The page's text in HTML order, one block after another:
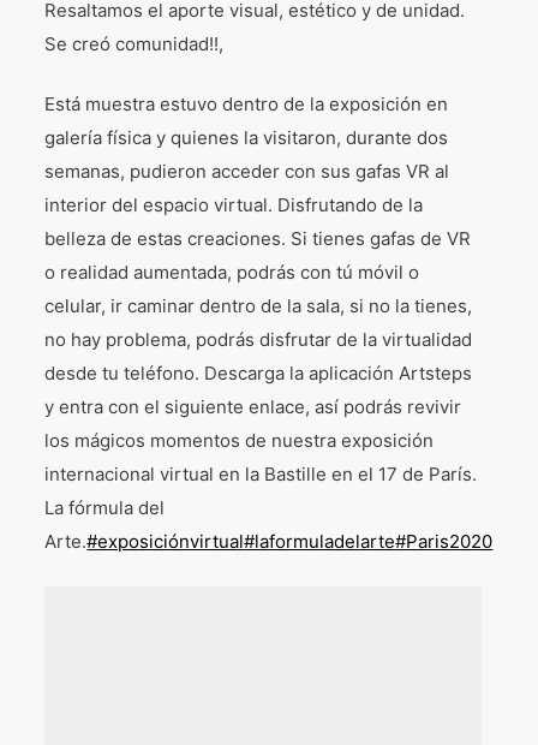
Resaltamos el aporte visual, estético y de unidad.
Se creó comunidad!!,
Está muestra estuvo dentro de la exposición en
galería física y quienes la visitaron, durante dos
semanas, pudieron acceder con sus gafas VR al
interior del espacio virtual. Disfrutando de la
belleza de estas creaciones. Si tienes gafas de VR
o realidad aumentada, podrás con tú móvil o
celular, ir caminar dentro de la sala, si no la tienes,
no hay problema, podrás disfrutar de la virtualidad
desde tu teléfono. Descarga la aplicación Artsteps
y entra con el siguiente enlace, así podrás revivir
los mágicos momentos de nuestra exposición
internacional virtual en la Bastille en el 17 de París.
La fórmula del
Arte.#exposiciónvirtual#laformuladelarte#Paris2020